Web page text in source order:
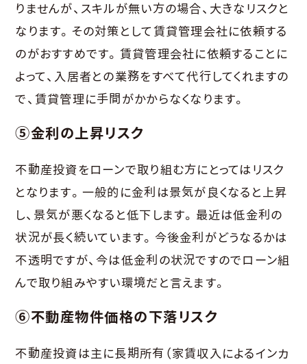
りませんが、スキルが無い方の場合、大きなリスクと
なります。その対策として賃貸管理会社に依頼する
のがおすすめです。賃貸管理会社に依頼することに
よって、入居者との業務をすべて代行してくれますの
で、賃貸管理に手間がかからなくなります。
⑤金利の上昇リスク
不動産投資をローンで取り組む方にとってはリスク
となります。一般的に金利は景気が良くなると上昇
し、景気が悪くなると低下します。最近は低金利の
状況が長く続いています。今後金利がどうなるかは
不透明ですが、今は低金利の状況ですのでローン組
んで取り組みやすい環境だと言えます。
⑥不動産物件価格の下落リスク
不動産投資は主に長期所有（家賃収入によるインカ